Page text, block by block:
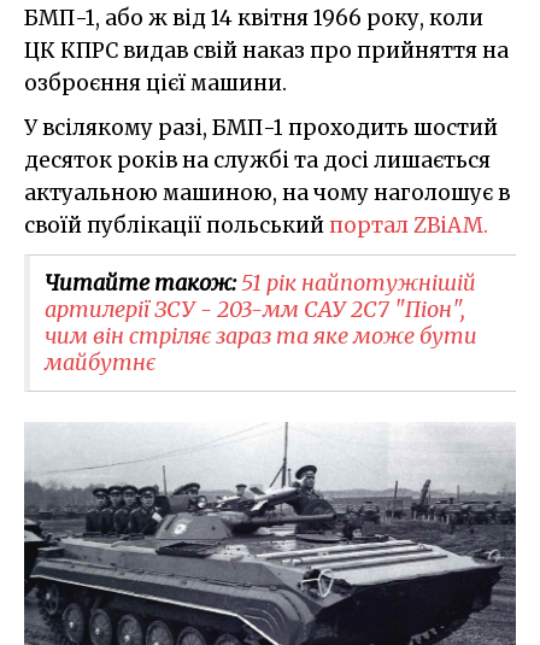
БМП-1, або ж від 14 квітня 1966 року, коли
ЦК КПРС видав свій наказ про прийняття на
озброєння цієї машини.
У всілякому разі, БМП-1 проходить шостий
десяток років на службі та досі лишається
актуальною машиною, на чому наголошує в
своїй публікації польськийпортал ZBiAM.
Читайте також:51 рік найпотужнішій
артилерії ЗСУ - 203-мм САУ 2С7 "Піон",
чим він стріляє зараз та яке може бути
майбутнє